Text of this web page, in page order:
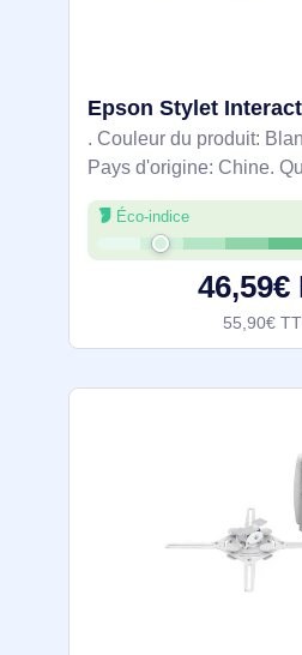
. Couleur du produit:
Pays d'origine: Chine.
Largeur du colis: 35
colis: 192 mm. Produits
pièce(s), Produits par
Éco-indice
46,59€
55,90€